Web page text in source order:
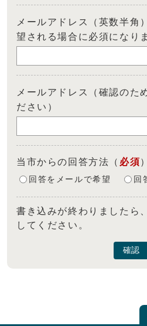
メールアドレス（英数半角
望される場合に必須になり
メールアドレス（確認のた
ださい）
当市からの回答方法 （ 必須）
回答をメールで希望 回
書き込みが終わりましたら
してください。
確認